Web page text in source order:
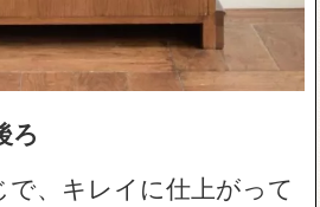
ろ
、キレイに仕上がって